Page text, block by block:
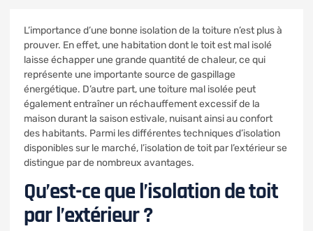
L’importance d’une bonne isolation de la toiture n’est plus à
prouver. En effet, une habitation dont le toit est mal isolé
laisse échapper une grande quantité de chaleur, ce qui
représente une importante source de gaspillage
énergétique. D’autre part, une toiture mal isolée peut
également entraîner un réchauffement excessif de la
maison durant la saison estivale, nuisant ainsi au confort
des habitants. Parmi les différentes techniques d’isolation
disponibles sur le marché, l’isolation de toit par l’extérieur se
distingue par de nombreux avantages.
Qu’est-ce que l’isolation de toit
par l’extérieur ?